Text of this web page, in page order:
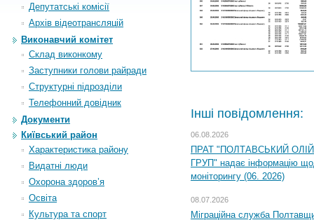
Депутатські комісії
Архiв вiдеотрансляцiй
Виконавчий комітет
Склад виконкому
Заступники голови райради
Структурні підрозділи
Телефонний довідник
Документи
Київський район
Характеристика району
Видатні люди
Охорона здоров’я
Освіта
Культура та спорт
Інші повідомлення:
06.08.2026
ПРАТ "ПОЛТАВСЬКИЙ
ГРУП" надає інформацію
моніторингу (06. 2026)
08.07.2026
Міграційна служба